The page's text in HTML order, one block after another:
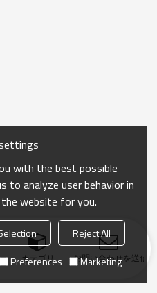
カテゴリ お問い合わせを送信
with the best possible
to analyze user behavior in
website for you.
Reject All
Preferences Marketing